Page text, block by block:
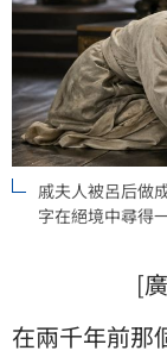
戚夫人被呂后做
字在絕境中尋得
[
在兩千年前那